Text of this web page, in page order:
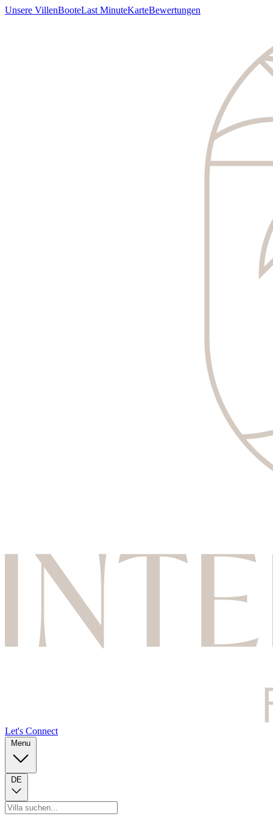
Unsere VillenBooteLast MinuteKarteBewertungen
Let's Connect